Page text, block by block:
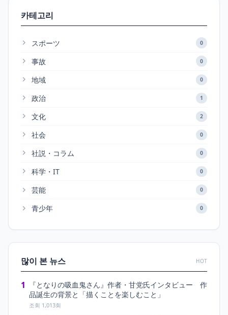
카테고리
スポーツ 0
事故 0
地域 0
政治 1
文化 2
社会 0
社説・コラム 0
科学・IT 0
芸能 0
青少年 0
많이 본 뉴스 HOT
1
『となりの吸血鬼さん』作者・甘党氏インタビュー 作
品誕生の背景と「描くことを楽しむこと」
조회 1,013회